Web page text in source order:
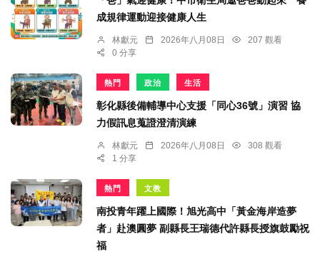
成規律運動迎接健康人生
林獻元 2026年八月08日
207 觀看
0 分享
熱門 政治 生活
彰化縣後備輔導中心支援「同心36號」演習 協
力假訊息蒐證澄清演練
林獻元 2026年八月08日
308 觀看
1 分享
熱門 文教
南投青年躍上國際！旭光高中「黃金海岸造夢
者」赴澳圓夢 副縣長王瑞德代許縣長授旗鼓勵祝
福